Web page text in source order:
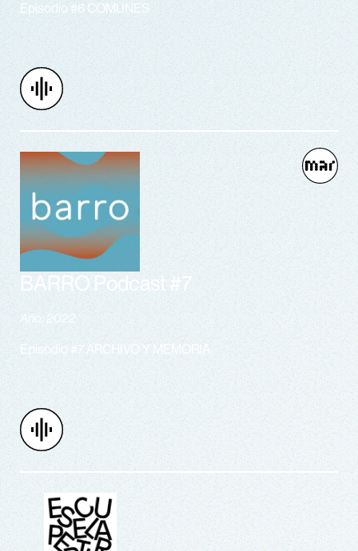
Episodio #6 COMUNES
BARRO Podcast #7
Año: 2022
Episodio #7 ARCHIVO Y MEMORIA